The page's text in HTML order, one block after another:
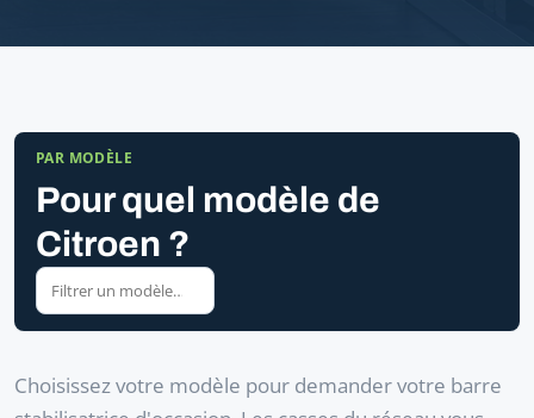
PAR MODÈLE
Pour quel modèle de
Citroen ?
Choisissez votre modèle pour demander votre barre